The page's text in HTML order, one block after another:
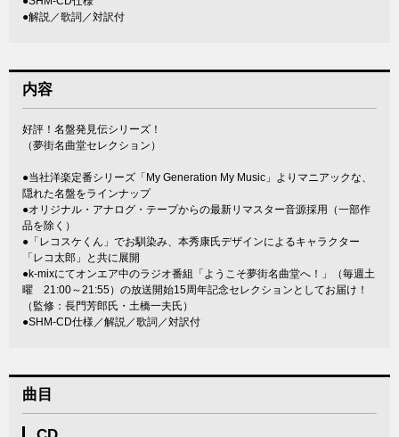
●解説／歌詞／対訳付
内容
好評！名盤発見伝シリーズ！
（夢街名曲堂セレクション）
●当社洋楽定番シリーズ「My Generation My Music」よりマニアックな、
隠れた名盤をラインナップ
●オリジナル・アナログ・テープからの最新リマスター音源採用（一部作
品を除く）
●「レコスケくん」でお馴染み、本秀康氏デザインによるキャラクター
「レコ太郎」と共に展開
●k-mixにてオンエア中のラジオ番組「ようこそ夢街名曲堂へ！」（毎週土
曜 21:00～21:55）の放送開始15周年記念セレクションとしてお届け！
（監修：長門芳郎氏・土橋一夫氏）
●SHM-CD仕様／解説／歌詞／対訳付
曲目